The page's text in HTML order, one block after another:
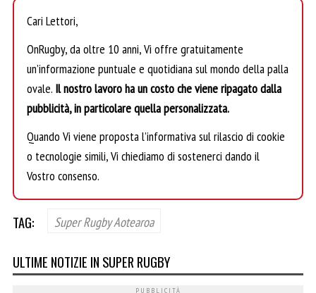
Cari Lettori,
OnRugby, da oltre 10 anni, Vi offre gratuitamente
un’informazione puntuale e quotidiana sul mondo della palla
ovale. Il nostro lavoro ha un costo che viene ripagato dalla
pubblicità, in particolare quella personalizzata.
Quando Vi viene proposta l’informativa sul rilascio di cookie
o tecnologie simili, Vi chiediamo di sostenerci dando il
Vostro consenso.
TAG: Super Rugby Aotearoa
ULTIME NOTIZIE IN SUPER RUGBY